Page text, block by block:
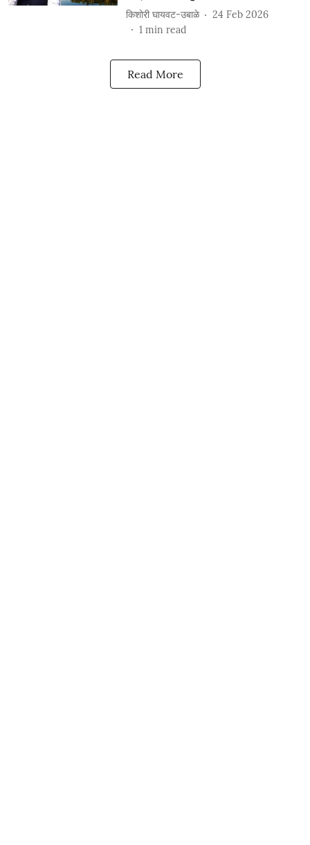
किशोरी घायवट-उबाळे
24 Feb 2026
1 min read
Read More